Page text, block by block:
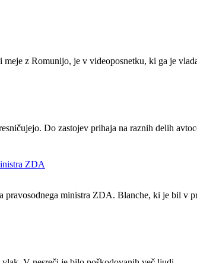
z Romunijo, je v videoposnetku, ki ga je
Do zastojev prihaja na raznih delih
ZDA
pravosodnega ministra ZDA. Blanche, ki je bil